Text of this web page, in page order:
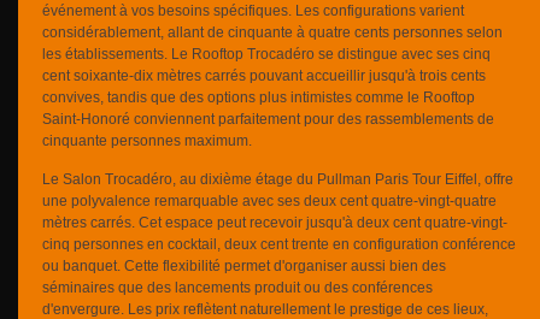
événement à vos besoins spécifiques. Les configurations varient
considérablement, allant de cinquante à quatre cents personnes selon
les établissements. Le Rooftop Trocadéro se distingue avec ses cinq
cent soixante-dix mètres carrés pouvant accueillir jusqu'à trois cents
convives, tandis que des options plus intimistes comme le Rooftop
Saint-Honoré conviennent parfaitement pour des rassemblements de
cinquante personnes maximum.
Le Salon Trocadéro, au dixième étage du Pullman Paris Tour Eiffel, offre
une polyvalence remarquable avec ses deux cent quatre-vingt-quatre
mètres carrés. Cet espace peut recevoir jusqu'à deux cent quatre-vingt-
cinq personnes en cocktail, deux cent trente en configuration conférence
ou banquet. Cette flexibilité permet d'organiser aussi bien des
séminaires que des lancements produit ou des conférences
d'envergure. Les prix reflètent naturellement le prestige de ces lieux,